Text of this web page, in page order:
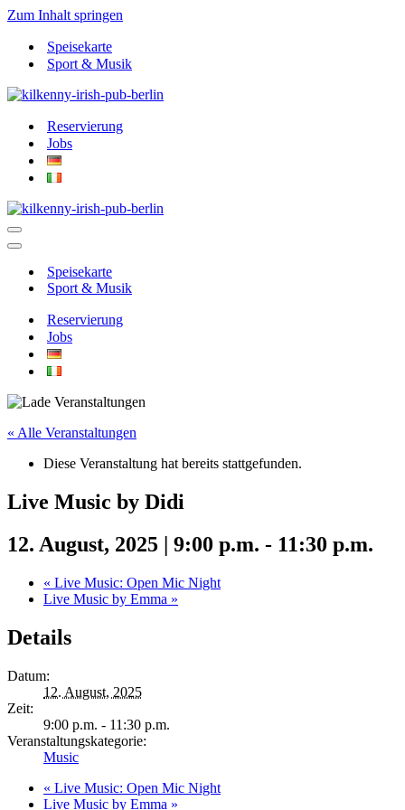
Zum Inhalt springen
Speisekarte
Sport & Musik
Reservierung
Jobs
Navigationsmenü
Navigationsmenü
Speisekarte
Sport & Musik
Reservierung
Jobs
« Alle Veranstaltungen
Diese Veranstaltung hat bereits stattgefunden.
Live Music by Didi
12. August, 2025 | 9:00 p.m. - 11:30 p.m.
« Live Music: Open Mic Night
Live Music by Emma »
Details
Datum:
12. August, 2025
Zeit:
9:00 p.m. - 11:30 p.m.
Veranstaltungskategorie:
Music
« Live Music: Open Mic Night
Live Music by Emma »